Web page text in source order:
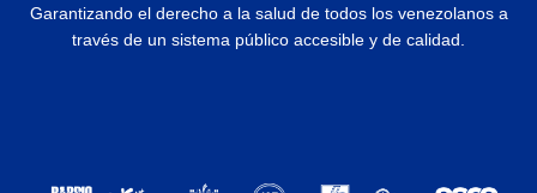
Garantizando el derecho a la salud de todos los venezolanos a
través de un sistema público accesible y de calidad.